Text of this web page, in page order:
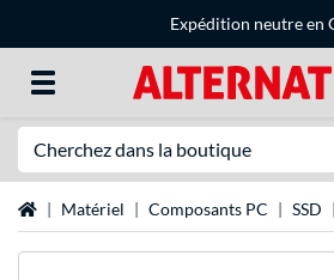
Expédition neutre en
Page d'accueil
Matériel Composants PC SSD